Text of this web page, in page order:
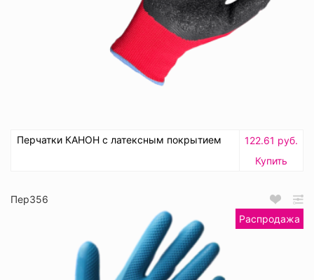
Перчатки КАНОН с латексным покрытием
122.61 руб.
Купить
Пер356
Распродажа